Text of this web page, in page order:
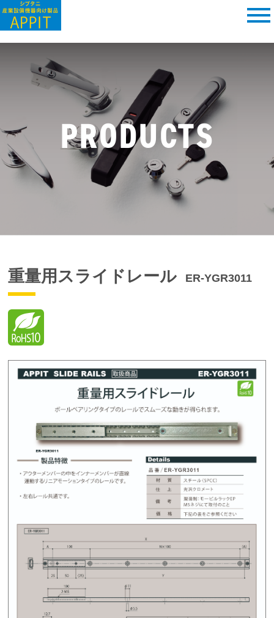
PRODUCTS
重量用スライドレール ER-YGR3011